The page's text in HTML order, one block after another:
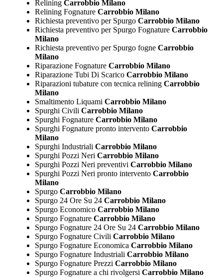
ReliningCarrobbio Milano
Relining FognatureCarrobbio Milano
Richiesta preventivo per SpurgoCarrobbio Milano
Richiesta preventivo per Spurgo FognatureCarrobbio
Milano
Richiesta preventivo per Spurgo fogneCarrobbio
Milano
Riparazione FognatureCarrobbio Milano
Riparazione Tubi Di ScaricoCarrobbio Milano
Riparazioni tubature con tecnica reliningCarrobbio
Milano
Smaltimento Liquami Carrobbio Milano
Spurghi Civili Carrobbio Milano
Spurghi FognatureCarrobbio Milano
Spurghi Fognature pronto interventoCarrobbio
Milano
Spurghi Industriali Carrobbio Milano
Spurghi Pozzi Neri Carrobbio Milano
Spurghi Pozzi Neri preventivi Carrobbio Milano
Spurghi Pozzi Neri pronto interventoCarrobbio
Milano
SpurgoCarrobbio Milano
Spurgo 24 Ore Su 24Carrobbio Milano
Spurgo EconomicoCarrobbio Milano
Spurgo FognatureCarrobbio Milano
Spurgo Fognature 24 Ore Su 24Carrobbio Milano
Spurgo Fognature Civili Carrobbio Milano
Spurgo Fognature Economica Carrobbio Milano
Spurgo Fognature Industriali Carrobbio Milano
Spurgo Fognature Prezzi Carrobbio Milano
Spurgo Fognature a chi rivolgersi Carrobbio Milano